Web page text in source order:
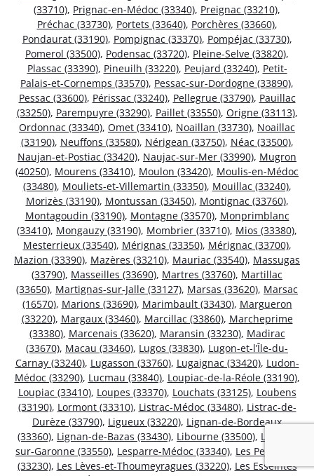
(33710), Prignac-en-Médoc (33340), Preignac (33210),
Préchac (33730), Portets (33640), Porchères (33660),
Pondaurat (33190), Pompignac (33370), Pompéjac (33730),
Pomerol (33500), Podensac (33720), Pleine-Selve (33820),
Plassac (33390), Pineuilh (33220), Peujard (33240), Petit-
Palais-et-Cornemps (33570), Pessac-sur-Dordogne (33890),
Pessac (33600), Périssac (33240), Pellegrue (33790), Pauillac
(33250), Parempuyre (33290), Paillet (33550), Origne (33113),
Ordonnac (33340), Omet (33410), Noaillan (33730), Noaillac
(33190), Neuffons (33580), Nérigean (33750), Néac (33500),
Naujan-et-Postiac (33420), Naujac-sur-Mer (33990), Mugron
(40250), Mourens (33410), Moulon (33420), Moulis-en-Médoc
(33480), Mouliets-et-Villemartin (33350), Mouillac (33240),
Morizès (33190), Montussan (33450), Montignac (33760),
Montagoudin (33190), Montagne (33570), Monprimblanc
(33410), Mongauzy (33190), Mombrier (33710), Mios (33380),
Mesterrieux (33540), Mérignas (33350), Mérignac (33700),
Mazion (33390), Mazères (33210), Mauriac (33540), Massugas
(33790), Masseilles (33690), Martres (33760), Martillac
(33650), Martignas-sur-Jalle (33127), Marsas (33620), Marsac
(16570), Marions (33690), Marimbault (33430), Margueron
(33220), Margaux (33460), Marcillac (33860), Marcheprime
(33380), Marcenais (33620), Maransin (33230), Madirac
(33670), Macau (33460), Lugos (33830), Lugon-et-l’Île-du-
Carnay (33240), Lugasson (33760), Lugaignac (33420), Ludon-
Médoc (33290), Lucmau (33840), Loupiac-de-la-Réole (33190),
Loupiac (33410), Loupes (33370), Louchats (33125), Loubens
(33190), Lormont (33310), Listrac-Médoc (33480), Listrac-de-
Durèze (33790), Ligueux (33220), Lignan-de-Bordeaux
(33360), Lignan-de-Bazas (33430), Libourne (33500), Lestiac-
sur-Garonne (33550), Lesparre-Médoc (33340), Les Peintures
(33230), Les Lèves-et-Thoumeyragues (33220), Les Esseintes